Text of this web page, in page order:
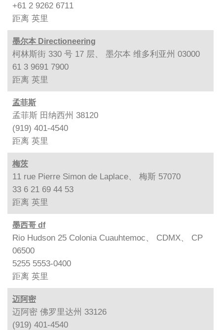
+61 2 9262 6711
距离 英里
墨尔本 Directioneering
柯林斯街 330 号 17 层、 墨尔本 维多利亚州 03000
61 3 9691 7900
距离 英里
孟菲斯
孟菲斯 田纳西州 38120
(919) 401-4540
距离 英里
梅茨
11 rue Pierre Simon de Laplace、 梅斯 57070
33 6 21 69 44 53
距离 英里
墨西哥 df
Rio Hudson 25 Colonia Cuauhtemoc、 CDMX、 CP
06500
5255 5553-0400
距离 英里
迈阿密
迈阿密 佛罗里达州 33126
(919) 401-4540